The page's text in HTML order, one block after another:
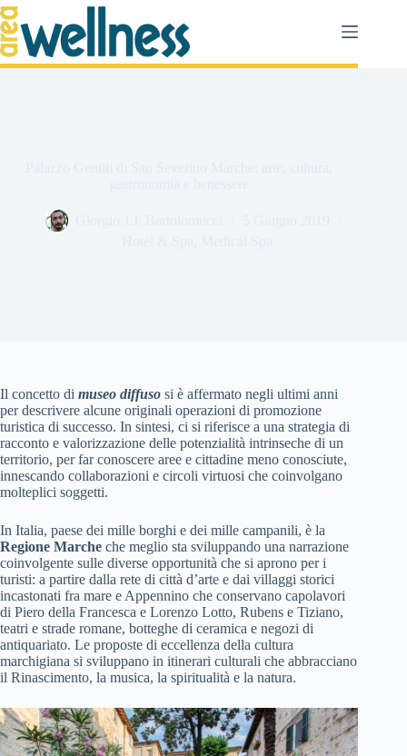
Salta
al
contenuto
Il concetto di museo diffuso si è affermato negli ultimi anni
per descrivere alcune originali operazioni di promozione
turistica di successo. In sintesi, ci si riferisce a una strategia di
racconto e valorizzazione delle potenzialità intrinseche di un
territorio, per far conoscere aree e cittadine meno conosciute,
innescando collaborazioni e circoli virtuosi che coinvolgano
molteplici soggetti.
In Italia, paese dei mille borghi e dei mille campanili, è la
Regione Marche che meglio sta sviluppando una narrazione
coinvolgente sulle diverse opportunità che si aprono per i
turisti: a partire dalla rete di città d’arte e dai villaggi storici
incastonati fra mare e Appennino che conservano capolavori
di Piero della Francesca e Lorenzo Lotto, Rubens e Tiziano,
teatri e strade romane, botteghe di ceramica e negozi di
antiquariato. Le proposte di eccellenza della cultura
marchigiana si sviluppano in itinerari culturali che abbracciano
il Rinascimento, la musica, la spiritualità e la natura.